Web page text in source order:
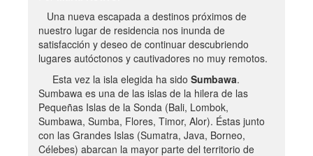
Una nueva escapada a destinos próximos de
nuestro lugar de residencia nos inunda de
satisfacción y deseo de continuar descubriendo
lugares autóctonos y cautivadores no muy remotos.
Esta vez la isla elegida ha sido Sumbawa.
Sumbawa es una de las islas de la hilera de las
Pequeñas Islas de la Sonda (Bali, Lombok,
Sumbawa, Sumba, Flores, Timor, Alor). Éstas junto
con las Grandes Islas (Sumatra, Java, Borneo,
Célebes) abarcan la mayor parte del territorio de